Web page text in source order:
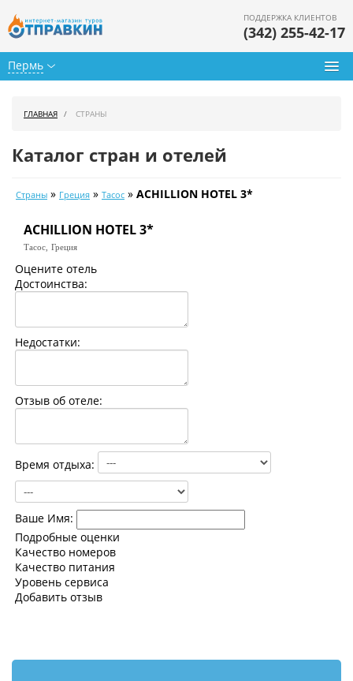
Пермь
ПОДДЕРЖКА КЛИЕНТОВ
(342) 255-42-17
Календарь туров
Цены дня
Страны
ГЛАВНАЯ СТРАНЫ
Каталог стран и отелей
Страны » Греция » Тасос » ACHILLION HOTEL 3*
ACHILLION HOTEL 3*
Тасос, Греция
Оцените отель
Достоинства:
Недостатки:
Отзыв об отеле:
Время отдыха:
Ваше Имя:
Подробные оценки
Качество номеров
Качество питания
Уровень сервиса
Добавить отзыв